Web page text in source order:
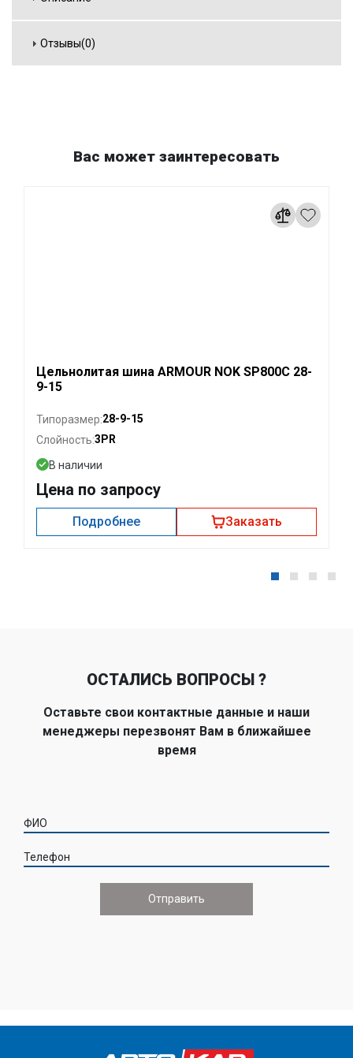
Отзывы(0)
Вас может заинтересовать
Цельнолитая шина ARMOUR NOK SP800C 28-
9-15
Типоразмер:28-9-15
Слойность:3PR
В наличии
Цена по запросу
Подробнее Заказать
ОСТАЛИСЬ ВОПРОСЫ ?
Оставьте свои контактные данные и наши
менеджеры перезвонят Вам в ближайшее
время
ФИО
Телефон